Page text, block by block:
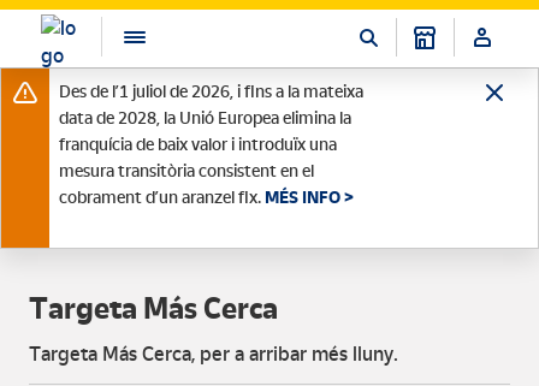
Des de l’1 juliol de 2026, i fins a la mateixa
data de 2028, la Unió Europea elimina la
franquícia de baix valor i introduïx una
mesura transitòria consistent en el
cobrament d’un aranzel fix. MÉS INFO >
Targeta Más Cerca
Targeta Más Cerca, per a arribar més lluny.